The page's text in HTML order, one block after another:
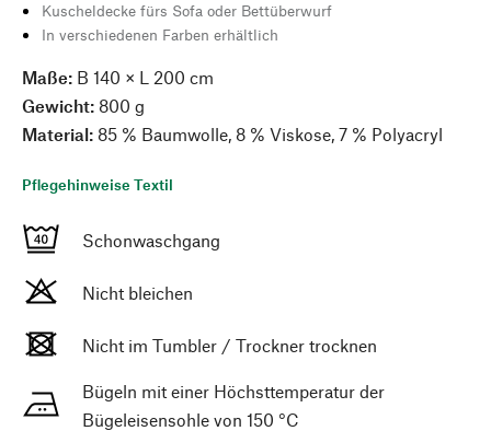
Kuscheldecke fürs Sofa oder Bettüberwurf
In verschiedenen Farben erhältlich
Maße: B 140 × L 200 cm
Gewicht: 800 g
Material: 85 % Baumwolle, 8 % Viskose, 7 % Polyacryl
Pflegehinweise Textil
Schonwaschgang
Nicht bleichen
Nicht im Tumbler / Trockner trocknen
Bügeln mit einer Höchsttemperatur der
Bügeleisensohle von 150 °C